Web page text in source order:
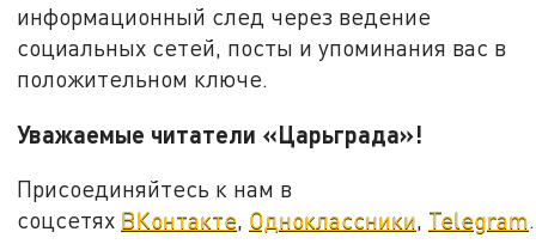
информационный след через ведение
социальных сетей, посты и упоминания вас в
положительном ключе.
Уважаемые читатели «Царьграда»!
Присоединяйтесь к нам в
соцсетях ВКонтакте, Одноклассники, Telegram.